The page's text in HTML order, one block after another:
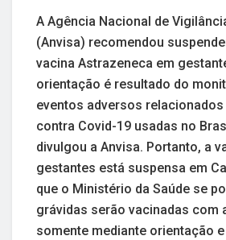
A Agência Nacional de
(Anvisa) recomendou
vacina Astrazeneca em
orientação é resultado do
eventos adversos
contra Covid-19 usadas no
divulgou a Anvisa. Portanto, a
gestantes está suspensa em
que o Ministério da Saúde se
grávidas serão vacinadas com
somente mediante orientação